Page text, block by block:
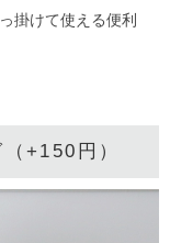
掛けて使える便利
+150円）